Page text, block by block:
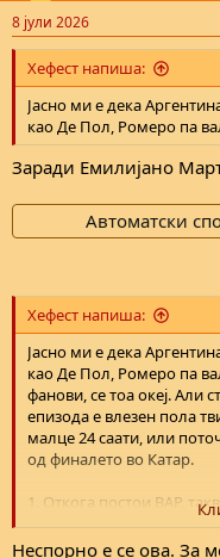
n
s
:
8 јули 2026
Хефест напиша:
Јасно ми е дека
као Де Пол, Ромеро па
Заради Емилијано
Автоматски
Хефест напиша:
Јасно ми е дека
као Де Пол, Ромеро па
фанови, се тоа океј. Али
епизода е влезен пола
малце 24 саати, или
од финалето во Катар.
1. Откога постои ВАР,
редовно се
Аргентина, буквално на
Неспорно е се ова. За